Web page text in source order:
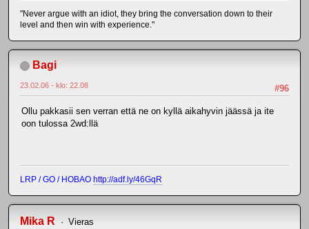
"Never argue with an idiot, they bring the conversation down to their
level and then win with experience."
Bagi
#96
23.02.06 - klo: 22.08
Ollu pakkasii sen verran että ne on kyllä aikahyvin jäässä ja ite
oon tulossa 2wd:llä
LRP / GO / HOBAO http://adf.ly/46GqR
Mika R Vieras